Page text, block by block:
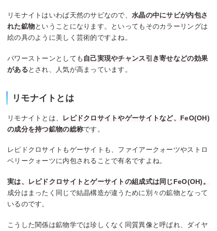
リモナイトはいわば天然のサビなので、水晶の中にサビが内包さ
れた鉱物ということになります。といってもそのカラーリングは
絵の具のように美しく芸術的ですよね。
パワーストーンとしても自己実現やチャンス引き寄せなどの効果
があるとされ、人気が高まっています。
リモナイトとは
リモナイトとは、
レピドクロサイトやゲーサイトなど、FeO(OH)
の成分を持つ鉱物の総称です。
レピドクロサイトもゲーサイトも、ファイアークォーツやストロ
ベリークォーツに内包されることで有名ですよね。
実は、レピドクロサイトとゲーサイトの組成式は同じFeO(OH)。
成分はまったく同じで結晶構造が違うために別々の鉱物となって
いるのです。
こうした関係は鉱物学では珍しくなく同質異像と呼ばれ、ダイヤ